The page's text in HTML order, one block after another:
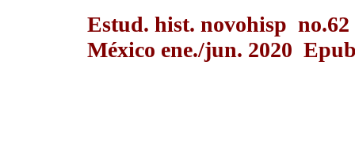
Estud. hist. novohisp
México ene./jun. 2020